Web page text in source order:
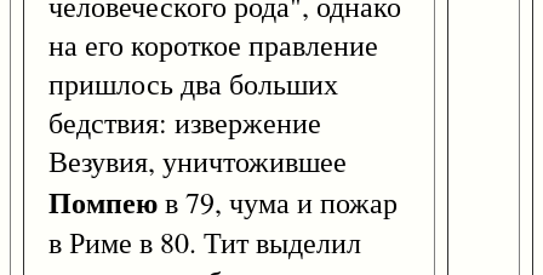
на его короткое правление
пришлось два больших
бедствия: извержение
Везувия, уничтожившее
Помпеюв 79, чума и пожар
в Риме в 80. Тит выделил